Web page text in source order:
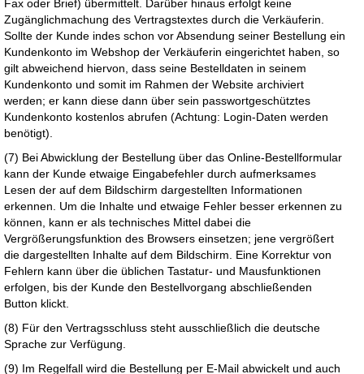
Fax oder Brief) übermittelt. Darüber hinaus erfolgt keine
Zugänglichmachung des Vertragstextes durch die Verkäuferin.
Sollte der Kunde indes schon vor Absendung seiner Bestellung ein
Kundenkonto im Webshop der Verkäuferin eingerichtet haben, so
gilt abweichend hiervon, dass seine Bestelldaten in seinem
Kundenkonto und somit im Rahmen der Website archiviert
werden; er kann diese dann über sein passwortgeschütztes
Kundenkonto kostenlos abrufen (Achtung: Login-Daten werden
benötigt).
(7) Bei Abwicklung der Bestellung über das Online-Bestellformular
kann der Kunde etwaige Eingabefehler durch aufmerksames
Lesen der auf dem Bildschirm dargestellten Informationen
erkennen. Um die Inhalte und etwaige Fehler besser erkennen zu
können, kann er als technisches Mittel dabei die
Vergrößerungsfunktion des Browsers einsetzen; jene vergrößert
die dargestellten Inhalte auf dem Bildschirm. Eine Korrektur von
Fehlern kann über die üblichen Tastatur- und Mausfunktionen
erfolgen, bis der Kunde den Bestellvorgang abschließenden
Button klickt.
(8) Für den Vertragsschluss steht ausschließlich die deutsche
Sprache zur Verfügung.
(9) Im Regelfall wird die Bestellung per E-Mail abwickelt und auch